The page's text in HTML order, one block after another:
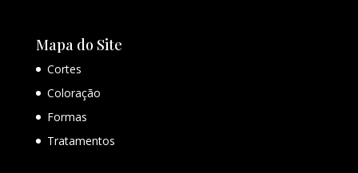
Mapa do Site
Cortes
Coloração
Formas
Tratamentos